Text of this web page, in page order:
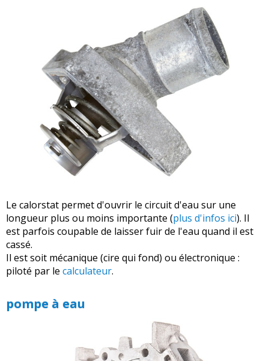
Le calorstat permet d'ouvrir le circuit d'eau sur une
longueur plus ou moins importante (plus d'infos ici). Il
est parfois coupable de laisser fuir de l'eau quand il est
cassé.
Il est soit mécanique (cire qui fond) ou électronique :
piloté par le calculateur.
pompe à eau